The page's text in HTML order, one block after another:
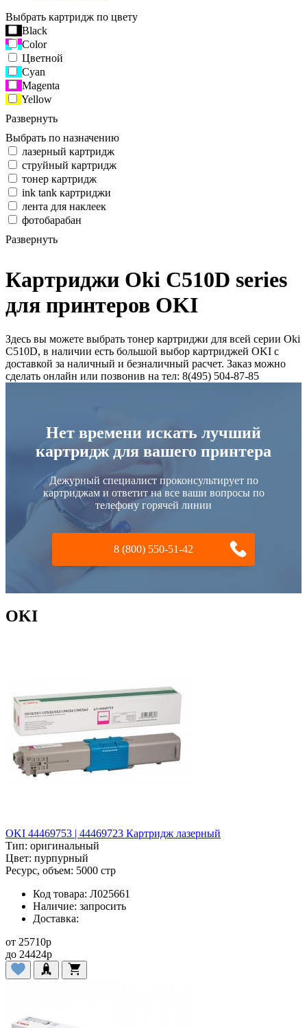
Выбрать картридж по цвету
Black
Color
Цветной
Cyan
Magenta
Yellow
Развернуть
Выбрать по назначению
лазерный картридж
струйный картридж
тонер картридж
ink tank картриджи
лента для наклеек
фотобарабан
Развернуть
Картриджи Oki C510D series
для принтеров OKI
Здесь вы можете выбрать тонер картриджи для всей серии Oki
C510D, в наличии есть большой выбор картриджей OKI с
доставкой за наличный и безналичный расчет. Заказ можно
сделать онлайн или позвонив на тел: 8(495) 504-87-85
Нет времени искать лучший
картридж для вашего принтера
Дежурный специалист проконсультирует по
картриджам и ответит на все ваши вопросы по
телефону горячей линии
8 (800) 550-51-42
OKI
OKI 44469753 | 44469723 Картридж лазерный
Тип: оригинальный
Цвет: пурпурный
Ресурс, объем: 5000 стр
Код товара: Л025661
Наличие: запросить
Доставка:
от 25710p
до 24424p